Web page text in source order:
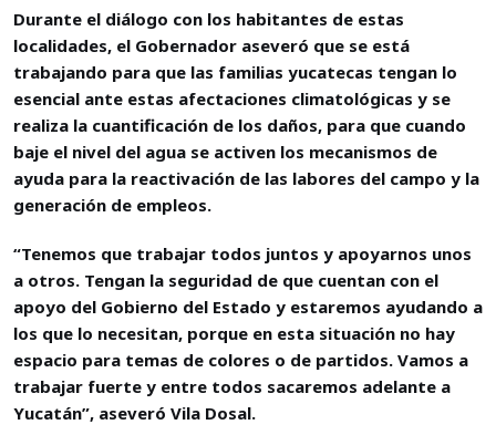
Durante el diálogo con los habitantes de estas
localidades, el Gobernador aseveró que se está
trabajando para que las familias yucatecas tengan lo
esencial ante estas afectaciones climatológicas y se
realiza la cuantificación de los daños, para que cuando
baje el nivel del agua se activen los mecanismos de
ayuda para la reactivación de las labores del campo y la
generación de empleos.
“Tenemos que trabajar todos juntos y apoyarnos unos
a otros. Tengan la seguridad de que cuentan con el
apoyo del Gobierno del Estado y estaremos ayudando a
los que lo necesitan, porque en esta situación no hay
espacio para temas de colores o de partidos. Vamos a
trabajar fuerte y entre todos sacaremos adelante a
Yucatán”, aseveró Vila Dosal.